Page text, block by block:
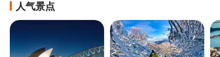
人气景点